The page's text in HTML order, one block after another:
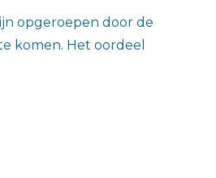
opgeroepen door de
komen. Het oordeel